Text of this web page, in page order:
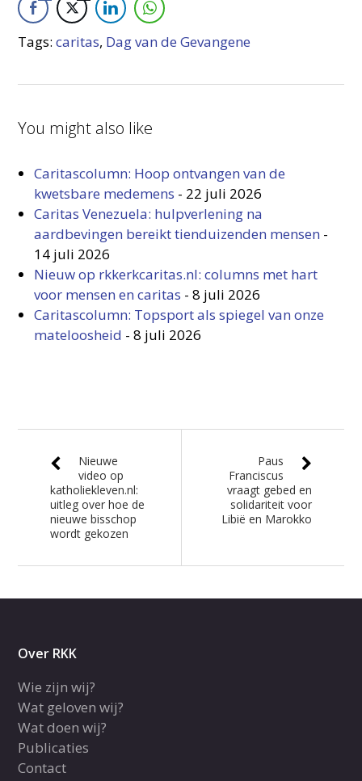
Tags:caritas, Dag van de Gevangene
You might also like
Caritascolumn: Hoop ontvangen van de
kwetsbare medemens - 22 juli 2026
Caritas Venezuela: hulpverlening na
aardbevingen bereikt tienduizenden mensen -
14 juli 2026
Nieuw op rkkerkcaritas.nl: columns met hart
voor mensen en caritas -8 juli 2026
Caritascolumn: Topsport als spiegel van onze
mateloosheid -8 juli 2026
Nieuwe
video op
katholiekleven.nl:
uitleg over hoe de
nieuwe bisschop
wordt gekozen
Paus
Franciscus
vraagt gebed en
solidariteit voor
Libië en Marokko
Over RKK
Wie zijn wij?
Wat geloven wij?
Wat doen wij?
Publicaties
Contact